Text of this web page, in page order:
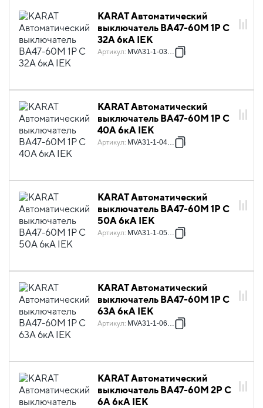
KARAT Автоматический
выключатель ВА47-60M 1P C
32А 6кА IEK
Артикул: MVA31-1-032-C
KARAT Автоматический
выключатель ВА47-60M 1P C
40А 6кА IEK
Артикул: MVA31-1-040-C
KARAT Автоматический
выключатель ВА47-60M 1P C
50А 6кА IEK
Артикул: MVA31-1-050-C
KARAT Автоматический
выключатель ВА47-60M 1P C
63А 6кА IEK
Артикул: MVA31-1-063-C
KARAT Автоматический
выключатель ВА47-60M 2P C
6А 6кА IEK